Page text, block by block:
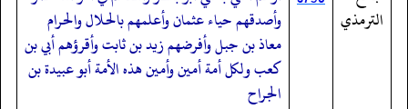
الترمذي
وأصدقهم حياء عثمان وأعلمهم بالحلال والحرام
معاذ بن جبل وأفرضهم زيد بن ثابت وأقرؤهم أبي بن
كعب ولكل أمة أمين وأمين هذه الأمة أبو عبيدة بن
الجراح